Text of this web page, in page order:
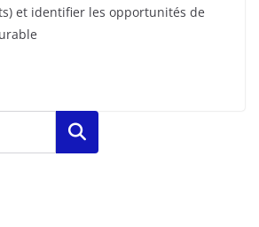
et identifier les opportunités de
Rechercher